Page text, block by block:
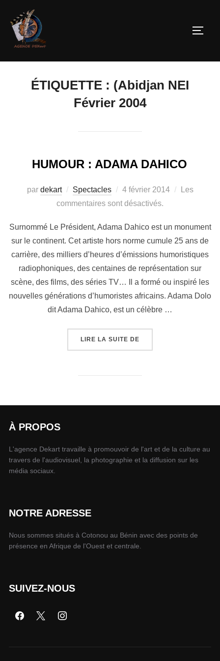
ÉTIQUETTE : (Abidjan NEI
Février 2004
HUMOUR : ADAMA DAHICO
par dekart Spectacles 4 février 2014
Les
commentaires sont désactivés.
Surnommé Le Président, Adama Dahico est un monument
sur le continent. Cet artiste hors norme cumule 25 ans de
carrière, des milliers d’heures d’émissions humoristiques
radiophoniques, des centaines de représentation sur
scène, des films, des séries TV… Il a formé ou inspiré les
nouvelles générations d’humoristes africains. Adama Dolo
dit Adama Dahico, est un célèbre …
LIRE LA SUITE DE
À PROPOS
L'agence Dekart travaille à promouvoir de l'art et de la culture au
travers de l'audiovisuel, la photographie et la diffusion sur les
média sociaux.
NOTRE ADRESSE
Nous sommes situés à Cotonou au Bénin avec des points de
présence en Afrique de l'Ouest et centrale.
SUIVEZ-NOUS